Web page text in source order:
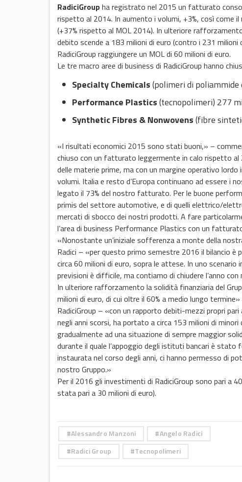
RadiciGroupha registrato nel 2015 un fatturato
rispetto al 2014. In aumento i volumi, +3%, così come
(+37% rispetto al MOL 2014). In ulteriore
debito scende a 183 milioni di euro (contro i 231
RadiciGroup raggiungere un MOL di 60 milioni di euro.
Le tre macro aree di business di RadiciGroup hanno
Specialty Chemicals(polimeri di
Performance Plastics(tecnopolimeri) 277
Synthetic Fibres & Nonwovens(fibre
«I risultati economici 2015 sono stati buoni,» –
chiuso con un fatturato leggermente in calo rispetto
delle materie prime, ma con un margine operativo lordo
volumi. Italia e resto d’Europa continuano ad essere i
legato il 73% del nostro fatturato. Per le buone
primis del settore automotive, e di quelli elettrico/
mercati di sbocco dei nostri prodotti. A fare
l’area di business Performance Plastics con un
«Nonostante un’iniziale sofferenza a monte della
Radici – «per questo primo semestre 2016 il bilancio
circa 60 milioni di euro, sopra le attese. In uno
previsioni è difficile, ma contiamo di chiudere l’anno
In ulteriore rafforzamento la solidità finanziaria del
milioni di euro, di cui oltre il 60% a medio lungo
RadiciGroup – «con un rapporto debiti-mezzi propri
negli anni scorsi, ha portato a circa 153 milioni di
gradualmente ad una situazione di sempre maggior
durante il quale l’appoggio degli istituti bancari è
instaurata nel corso degli anni, ci hanno permesso di
nostro Gruppo.»
Per il 2016 gli investimenti di RadiciGroup sono pari a
stata pari a 30 milioni di euro).
Alessandro Manzoni
Angelo Radici
Radici Group
Tecnopolimeri